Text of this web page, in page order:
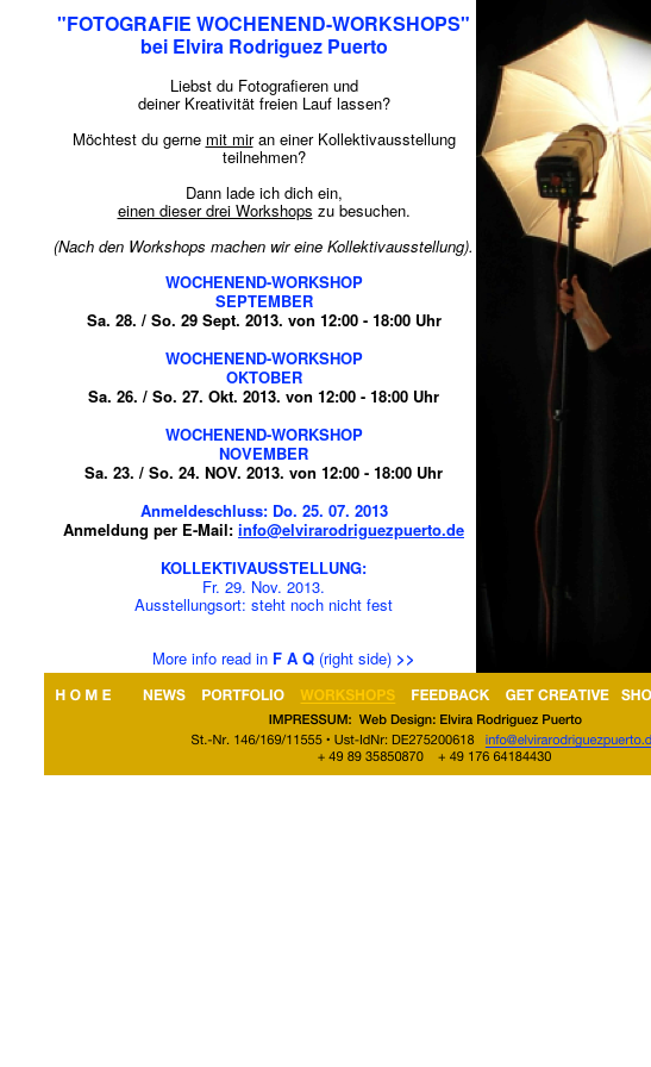
"FOTOGRAFIE WOCHENEND-WORKSHOPS"
bei Elvira Rodriguez Puerto
Liebst du Fotografieren und
deiner Kreativität freien Lauf lassen?
Möchtest du gerne mit miran einer Kollektivausstellung
teilnehmen?
Dann lade ich dich ein,
einen dieser drei Workshops zu besuchen.
(Nach den Workshops machen wir eine Kollektivausstellung).
WOCHENEND-WORKSHOP
SEPTEMBER
Sa. 28. / So. 29 Sept. 2013. von 12:00 - 18:00 Uhr
WOCHENEND-WORKSHOP
OKTOBER
Sa. 26. / So. 27. Okt. 2013. von 12:00 - 18:00 Uhr
WOCHENEND-WORKSHOP
NOVEMBER
Sa. 23. / So. 24. NOV. 2013. von 12:00 - 18:00 Uhr
Anmeldeschluss: Do. 25. 07. 2013
Anmeldung per E-Mail: info@elvirarodriguezpuerto.de
KOLLEKTIVAUSSTELLUNG:
Fr. 29. Nov. 2013.
Ausstellungsort: steht noch nicht fest
More info read in F A Q (right side) >>